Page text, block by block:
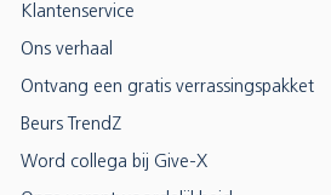
Klantenservice
Ons verhaal
Ontvang een gratis verrassingspakket
Beurs TrendZ
Word collega bij Give-X